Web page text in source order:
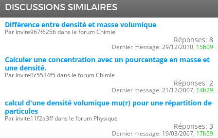
DISCUSSIONS SIMILAIRES
Différence entre densité et masse volumique
Par invite967f6256 dans le forum Chimie
Réponses: 8
Dernier message: 29/12/2010, 15h09
Calculer une concentration avec un pourcentage en masse et
une densité.
Par invite0c5534f5 dans le forum Chimie
Réponses: 2
Dernier message: 21/12/2007, 14h29
calcul d'une densité volumique mu(r) pour une répartition de
particules
Par invite11f2a3ff dans le forum Physique
Réponses: 3
Dernier message: 19/03/2007, 17h59